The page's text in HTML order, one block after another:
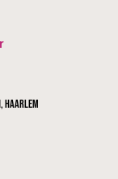
Haarlem